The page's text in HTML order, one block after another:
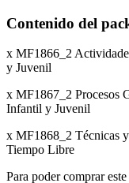
Contenido del
x MF1866_2
y Juvenil
x MF1867_2 Procesos
Infantil y Juvenil
x MF1868_2 Técnicas
Tiempo Libre
Para poder comprar